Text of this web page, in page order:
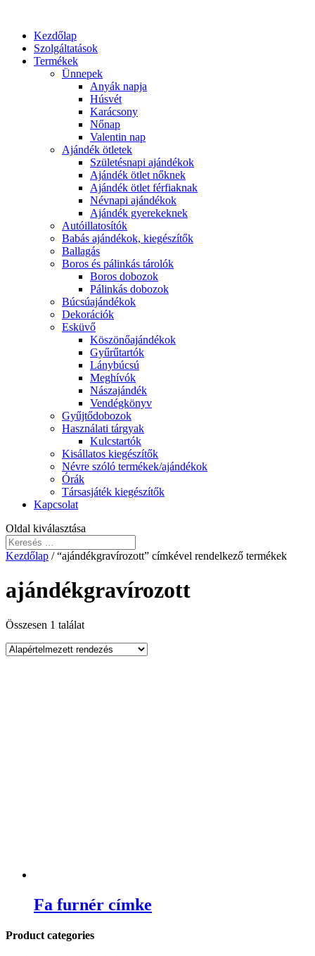
Kezdőlap
Szolgáltatások
Termékek
Ünnepek
Anyák napja
Húsvét
Karácsony
Nőnap
Valentin nap
Ajándék ötletek
Születésnapi ajándékok
Ajándék ötlet nőknek
Ajándék ötlet férfiaknak
Névnapi ajándékok
Ajándék gyerekeknek
Autóillatosítók
Babás ajándékok, kiegészítők
Ballagás
Boros és pálinkás tárolók
Boros dobozok
Pálinkás dobozok
Búcsúajándékok
Dekorációk
Esküvő
Köszönőajándékok
Gyűrűtartók
Lánybúcsú
Meghívók
Nászajándék
Vendégkönyv
Gyűjtődobozok
Használati tárgyak
Kulcstartók
Kisállatos kiegészítők
Névre szóló termékek/ajándékok
Órák
Társasjáték kiegészítők
Kapcsolat
Oldal kiválasztása
Kezdőlap / “ajándékgravírozott” címkével rendelkező termékek
ajándékgravírozott
Összesen 1 találat
Fa furnér címke
Product categories